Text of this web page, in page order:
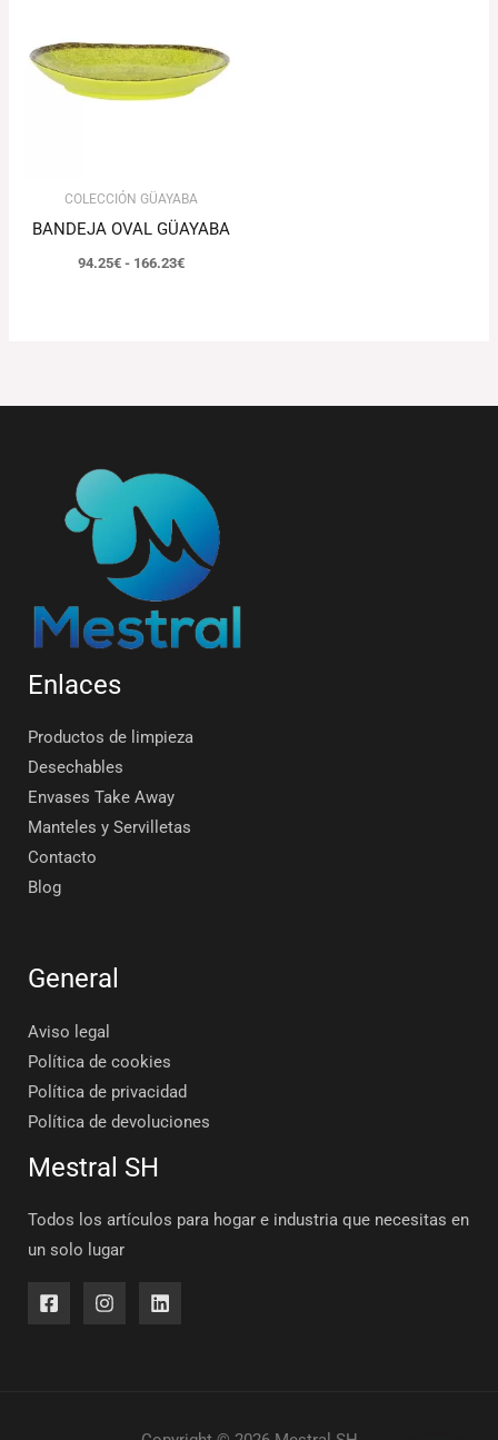
COLECCIÓN GÜAYABA
BANDEJA OVAL GÜAYABA
94.25€ - 166.23€
94.25€
hasta
166.23€
Enlaces
Productos de limpieza
Desechables
Envases Take Away
Manteles y Servilletas
Contacto
Blog
General
Aviso legal
Política de cookies
Política de privacidad
Política de devoluciones
Mestral SH
Todos los artículos para hogar e industria que necesitas en
un solo lugar